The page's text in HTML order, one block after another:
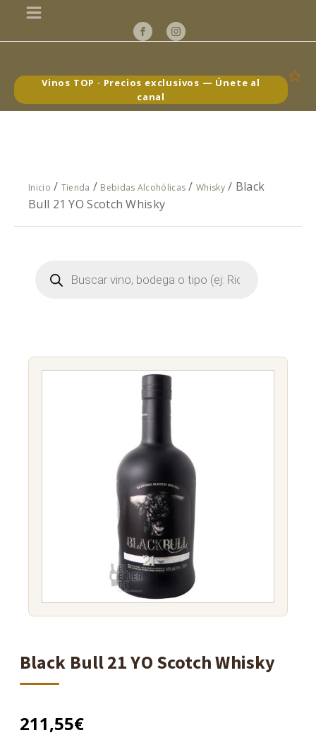
Vinos TOP · Precios exclusivos — Únete al
canal
Inicio / Tienda / Bebidas Alcohólicas /Whisky/ Black
Bull 21 YO Scotch Whisky
Búsqueda
Black Bull 21 YO Scotch Whisky
211,55€